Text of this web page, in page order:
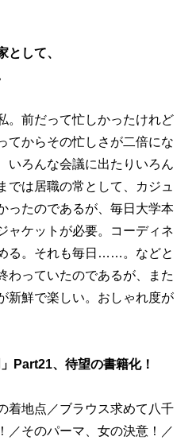
として、
。前だって忙しかったけれど
てからその忙しさが二倍にな
いろんな会議に出たりいろん
では居職の常として、カジュ
ったのであるが、毎日大学本
ャケットが必要。コーディネ
る。それも毎日……。などと
わっていたのであるが、また
新鮮で楽しい。おしゃれ度が
Part21、待望の書籍化！
着地点／ブラウス求めて八千
／そのパーマ、女の決意！／